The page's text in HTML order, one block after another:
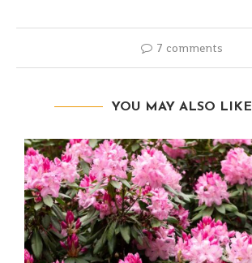
7 comments
YOU MAY ALSO LIKE